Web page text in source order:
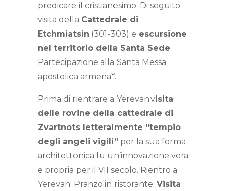
predicare il cristianesimo. Di seguito
visita della Cattedrale di
Etchmiatsin (301-303) e escursione
nel territorio della Santa Sede.
Partecipazione alla Santa Messa
apostolica armena*.
Prima di rientrare a Yerevan visita
delle rovine della cattedrale di
Zvartnots letteralmente “tempio
degli angeli vigili” per la sua forma
architettonica fu un’innovazione vera
e propria per il VII secolo. Rientro a
Yerevan. Pranzo in ristorante. Visita